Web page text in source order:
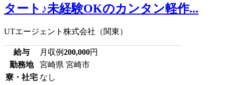
タート♪未経験OKのカンタン軽作...
UTエージェント株式会社（関東）
給与 月収例200,000円
勤務地
宮崎県 宮崎市
寮・社宅 なし